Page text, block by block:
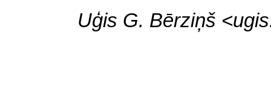
Uģis G. Bērziņš <